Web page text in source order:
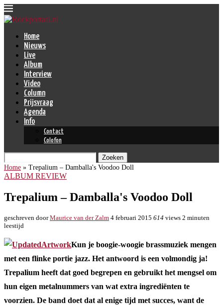
Home
Nieuws
Live
Album
Interview
Video
Column
Prijsvraag
Agenda
Info
Contact
Colofon
Zoeken
Home » Trepalium – Damballa's Voodoo Doll
ALBUM REVIEW
Trepalium – Damballa's Voodoo Doll
geschreven doorMaurice van der Zalm 4 februari 2015 614 views 2 minuten
leestijd
Kun je boogie-woogie brassmuziek mengen
met een flinke portie jazz. Het antwoord is een volmondig ja!
Trepalium heeft dat goed begrepen en gebruikt het mengsel om
hun eigen metalnummers van wat extra ingrediënten te
voorzien. De band doet dat al enige tijd met succes, want de